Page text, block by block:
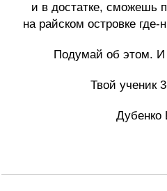
и в достатке, сможешь
на райском островке
Подумай об этом. И
Твой ученик
Дубенко